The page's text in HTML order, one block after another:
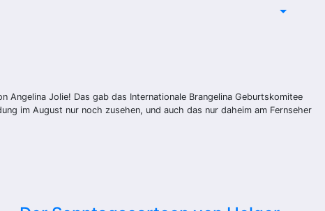
Jolie! Das gab das Internationale Brangelina Geburtskomitee
im August nur noch zusehen, und auch das nur daheim am Fernseher